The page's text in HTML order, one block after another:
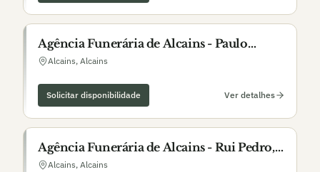
Agência Funerária de Alcains - Paulo
Carvalheira
Alcains, Alcains
Solicitar disponibilidade Ver detalhes
Agência Funerária de Alcains - Rui Pedro,
Lda.
Alcains, Alcains